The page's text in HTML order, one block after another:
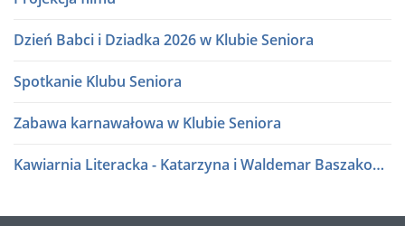
Dzień Babci i Dziadka 2026 w Klubie Seniora
Spotkanie Klubu Seniora
Zabawa karnawałowa w Klubie Seniora
Kawiarnia Literacka - Katarzyna i Waldemar Baszakowie